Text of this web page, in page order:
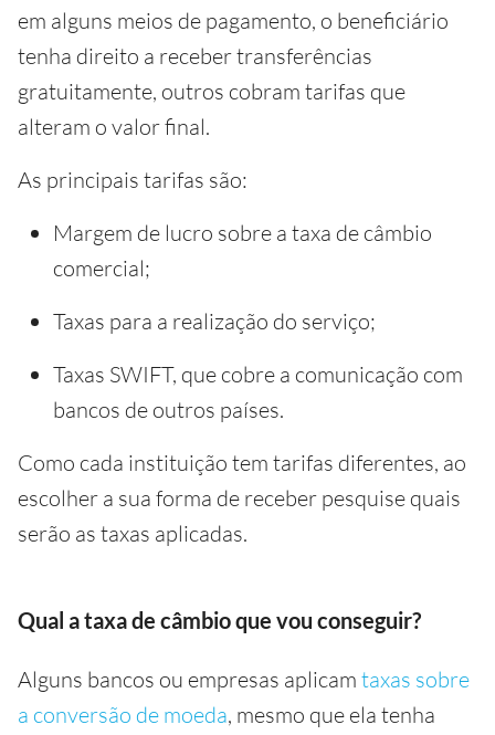
em alguns meios de pagamento, o beneficiário
tenha direito a receber transferências
gratuitamente, outros cobram tarifas que
alteram o valor final.
As principais tarifas são:
Margem de lucro sobre a taxa de câmbio
comercial;
Taxas para a realização do serviço;
Taxas SWIFT, que cobre a comunicação com
bancos de outros países.
Como cada instituição tem tarifas diferentes, ao
escolher a sua forma de receber pesquise quais
serão as taxas aplicadas.
Qual a taxa de câmbio que vou conseguir?
Alguns bancos ou empresas aplicam taxas sobre
a conversão de moeda, mesmo que ela tenha